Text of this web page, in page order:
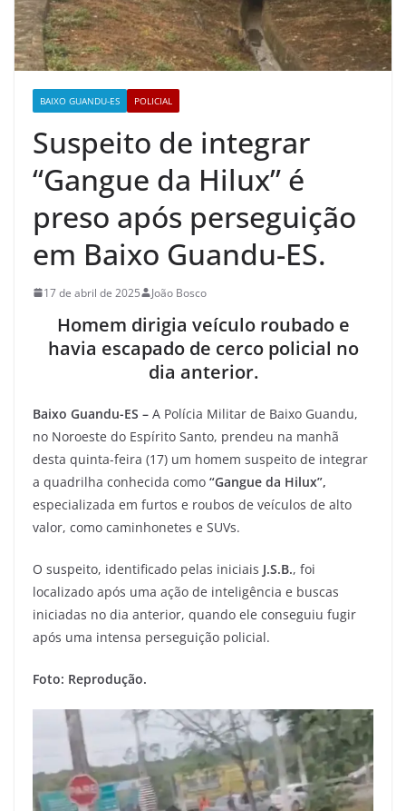
BAIXO GUANDU-ES POLICIAL
Suspeito de integrar
“Gangue da Hilux” é
preso após perseguição
em Baixo Guandu-ES.
17 de abril de 2025 João Bosco
Homem dirigia veículo roubado e
havia escapado de cerco policial no
dia anterior.
Baixo Guandu-ES – A Polícia Militar de Baixo Guandu,
no Noroeste do Espírito Santo, prendeu na manhã
desta quinta-feira (17) um homem suspeito de integrar
a quadrilha conhecida como “Gangue da Hilux”,
especializada em furtos e roubos de veículos de alto
valor, como caminhonetes e SUVs.
O suspeito, identificado pelas iniciais J.S.B., foi
localizado após uma ação de inteligência e buscas
iniciadas no dia anterior, quando ele conseguiu fugir
após uma intensa perseguição policial.
Foto: Reprodução.